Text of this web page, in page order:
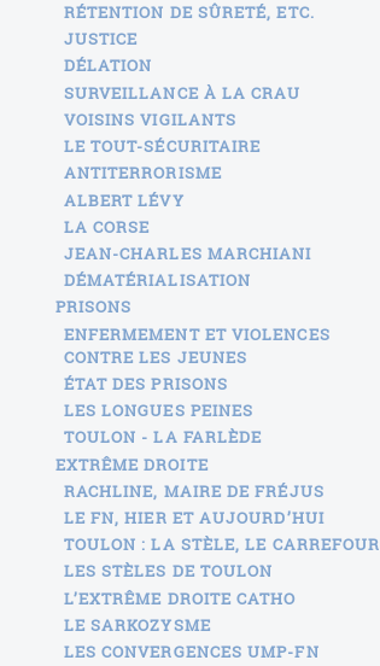
RÉTENTION DE SÛRETÉ, ETC.
JUSTICE
DÉLATION
SURVEILLANCE À LA CRAU
VOISINS VIGILANTS
LE TOUT-SÉCURITAIRE
ANTITERRORISME
ALBERT LÉVY
LA CORSE
JEAN-CHARLES MARCHIANI
DÉMATÉRIALISATION
PRISONS
ENFERMEMENT ET VIOLENCES
CONTRE LES JEUNES
ÉTAT DES PRISONS
LES LONGUES PEINES
TOULON - LA FARLÈDE
EXTRÊME DROITE
RACHLINE, MAIRE DE FRÉJUS
LE FN, HIER ET AUJOURD’HUI
TOULON : LA STÈLE, LE CARREFOUR
LES STÈLES DE TOULON
L’EXTRÊME DROITE CATHO
LE SARKOZYSME
LES CONVERGENCES UMP-FN